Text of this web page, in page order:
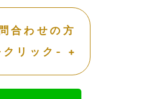
合わせの方
クリック- +